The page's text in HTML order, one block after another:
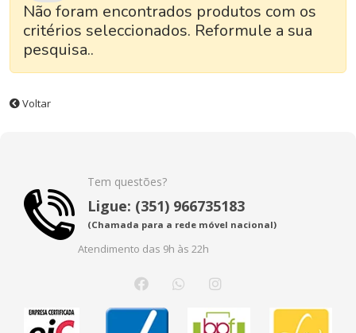
Não foram encontrados produtos com os
critérios seleccionados. Reformule a sua
pesquisa..
Voltar
Tem questões?
Ligue: (351) 966735183
(Chamada para a rede móvel nacional)
Atendimento das 9h às 22h